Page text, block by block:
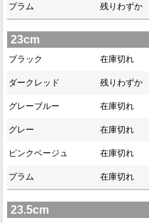
プラム 残りわずか
23cm
ブラック 在庫切れ
ダークレッド 残りわずか
グレーブルー 在庫切れ
グレー 在庫切れ
ピンクベージュ 在庫切れ
プラム 在庫切れ
23.5cm